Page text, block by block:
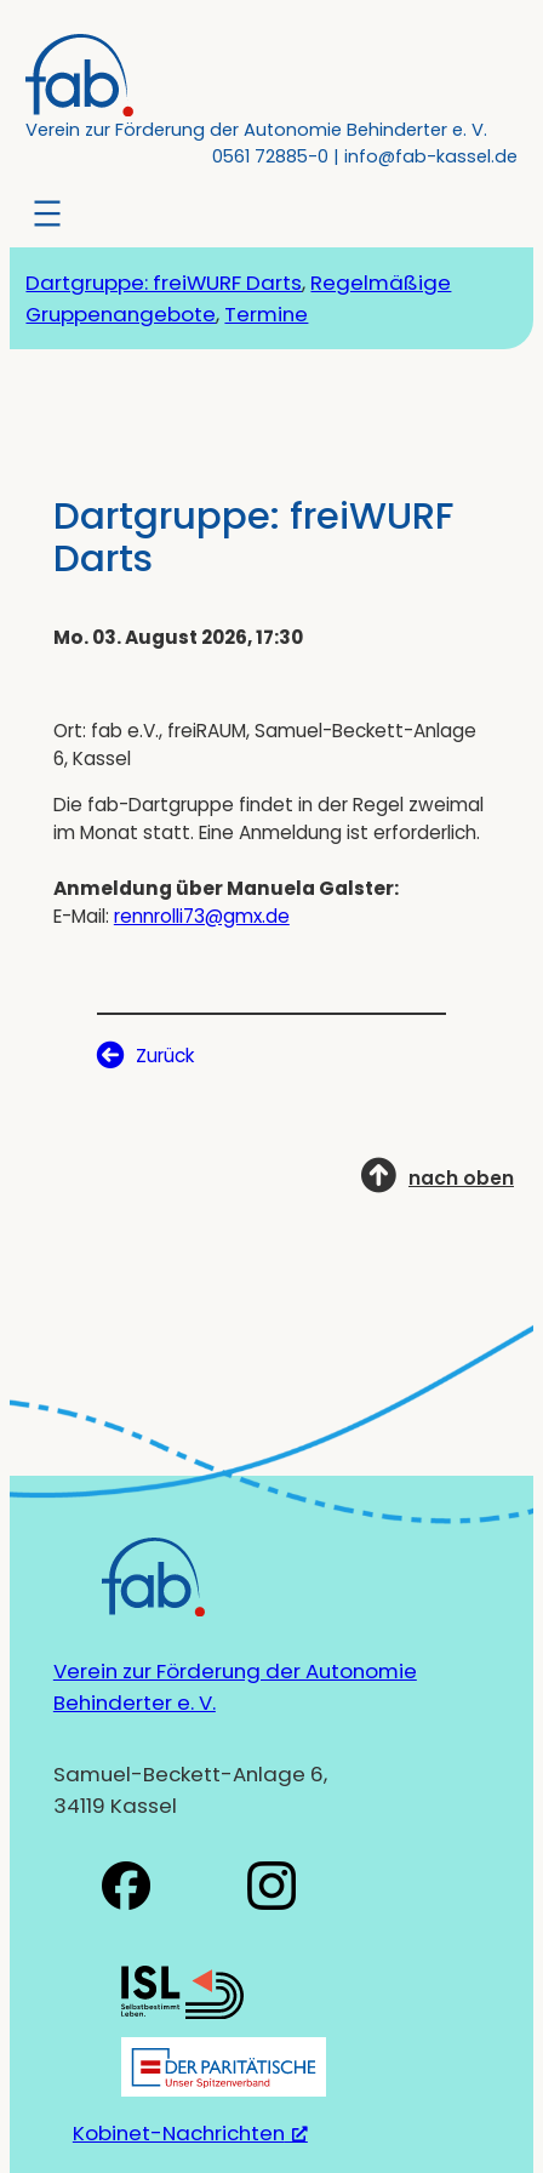
Inhalt
springen
Verein zur Förderung der Autonomie Behinderter e. V.
0561 72885-0 | info@fab-kassel.de
Dartgruppe: freiWURF Darts, Regelmäßige
Gruppenangebote, Termine
Dartgruppe: freiWURF
Darts
Mo. 03. August 2026, 17:30
Ort: fab e.V., freiRAUM, Samuel-Beckett-Anlage
6, Kassel
Die fab-Dartgruppe findet in der Regel zweimal
im Monat statt. Eine Anmeldung ist erforderlich.
Anmeldung über Manuela Galster:
E-Mail: rennrolli73@gmx.de
Zurück
nach oben
Verein zur Förderung der Autonomie
Behinderter e. V.
Samuel-Beckett-Anlage 6,
34119 Kassel
Kobinet-Nachrichten